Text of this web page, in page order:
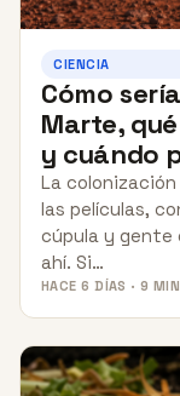
CIENCIA
Cómo
Marte,
y cuándo
La
las películas,
cúpula y gente
ahí. Si…
HACE 6 DÍAS · 9